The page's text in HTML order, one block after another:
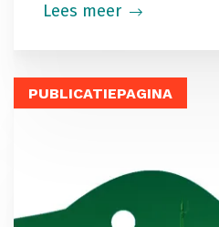
Lees meer
PUBLICATIEPAGINA